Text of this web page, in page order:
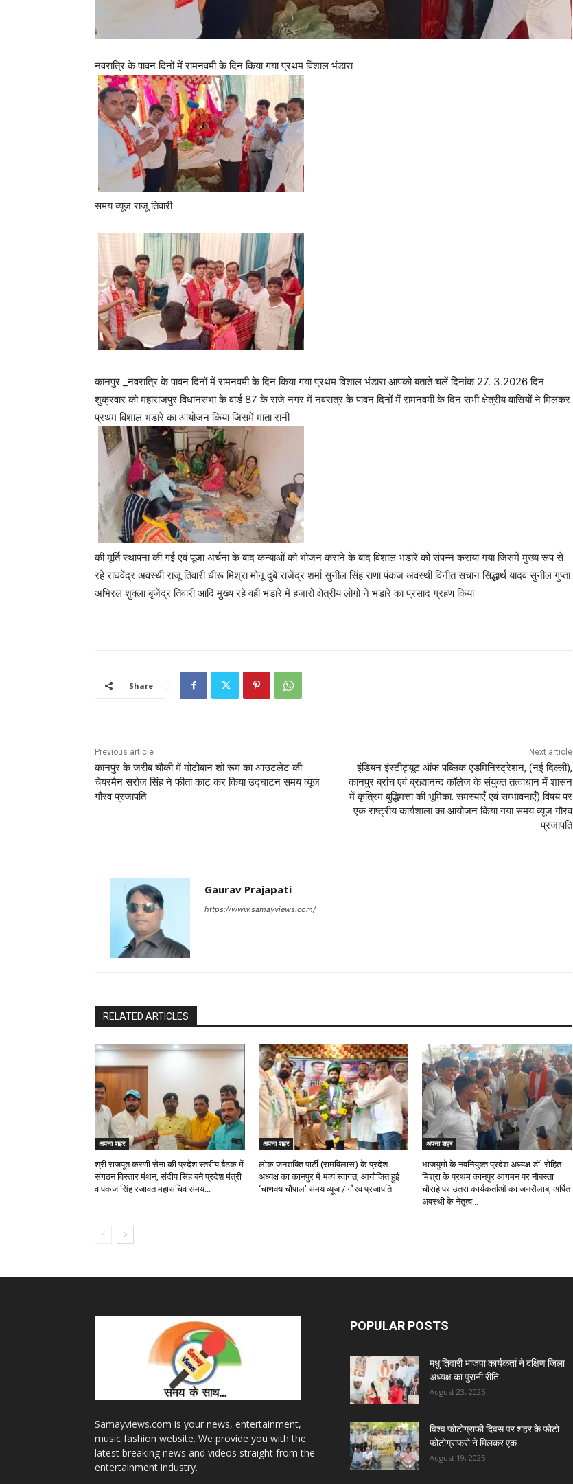
नवरात्रि के पावन दिनों में रामनवमी के दिन किया गया प्रथम विशाल भंडारा
समय व्यूज राजू तिवारी
कानपुर _नवरात्रि के पावन दिनों में रामनवमी के दिन किया गया प्रथम विशाल भंडारा आपको बताते चलें दिनांक 27. 3.2026 दिन
शुक्रवार को महाराजपुर विधानसभा के वार्ड 87 के राजे नगर में नवरात्र के पावन दिनों में रामनवमी के दिन सभी क्षेत्रीय वासियों ने मिलकर
प्रथम विशाल भंडारे का आयोजन किया जिसमें माता रानी
की मूर्ति स्थापना की गई एवं पूजा अर्चना के बाद कन्याओं को भोजन कराने के बाद विशाल भंडारे को संपन्न कराया गया जिसमें मुख्य रूप से
रहे राघवेंद्र अवस्थी राजू तिवारी धीरू मिश्रा मोनू दुबे राजेंद्र शर्मा सुनील सिंह राणा पंकज अवस्थी विनीत सचान सिद्धार्थ यादव सुनील गुप्ता
अभिरल शुक्ला बृजेंद्र तिवारी आदि मुख्य रहे वही भंडारे में हजारों क्षेत्रीय लोगों ने भंडारे का प्रसाद ग्रहण किया
Share
Previous article
कानपुर के जरीब चौकी में मोटोबान शो रूम का आउटलेट की
चेयरमैन सरोज सिंह ने फीता काट कर किया उद्घाटन समय व्यूज
गौरव प्रजापति
Next article
इंडियन इंस्टीट्यूट ऑफ पब्लिक एडमिनिस्ट्रेशन, (नई दिल्ली),
कानपुर ब्रांच एवं ब्रह्मानन्द कॉलेज के संयुक्त तत्वाधान में शासन
में कृत्रिम बुद्धिमत्ता की भूमिका: समस्याएँ एवं सम्भावनाएँ) विषय पर
एक राष्ट्रीय कार्यशाला का आयोजन किया गया समय व्यूज गौरव
प्रजापति
Gaurav Prajapati
https://www.samayviews.com/
RELATED ARTICLES
अपना शहर
श्री राजपूत करणी सेना की प्रदेश स्तरीय बैठक में
संगठन विस्तार मंथन, संदीप सिंह बने प्रदेश मंत्री
व पंकज सिंह रजावत महासचिव समय...
अपना शहर
लोक जनशक्ति पार्टी (रामविलास) के प्रदेश
अध्यक्ष का कानपुर में भव्य स्वागत, आयोजित हुई
‘चाणक्य चौपाल’ ​समय व्यूज / गौरव प्रजापति
अपना शहर
भाजयुमो के नवनियुक्त प्रदेश अध्यक्ष डॉ. रोहित
मिश्रा के प्रथम कानपुर आगमन पर नौबस्ता
चौराहे पर उतरा कार्यकर्ताओं का जनसैलाब, अर्पित
अवस्थी के नेतृत्व...
Samayviews.com is your news, entertainment,
music fashion website. We provide you with the
latest breaking news and videos straight from the
entertainment industry.
POPULAR POSTS
मधु तिवारी भाजपा कार्यकर्ता ने दक्षिण जिला
अध्यक्ष का पुरानी रीति...
August 23, 2025
विश्व फोटोग्राफी दिवस पर शहर के फोटो
फोटोग्राफरो ने मिलकर एक...
August 19, 2025